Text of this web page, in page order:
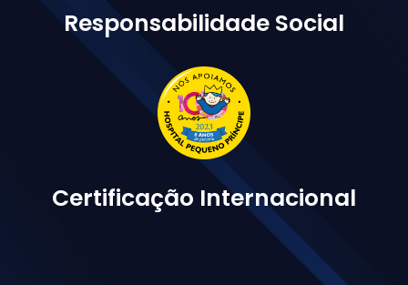
Responsabilidade Social
Certificação Internacional